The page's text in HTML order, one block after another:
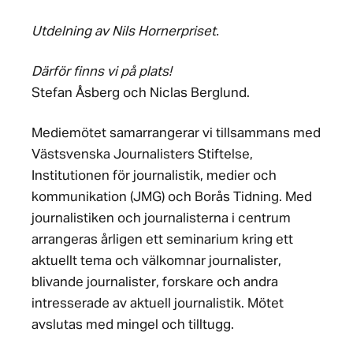
Utdelning av Nils Hornerpriset.
Därför finns vi på plats!
Stefan Åsberg och Niclas Berglund.
Mediemötet samarrangerar vi tillsammans med
Västsvenska Journalisters Stiftelse,
Institutionen för journalistik, medier och
kommunikation (JMG) och Borås Tidning. Med
journalistiken och journalisterna i centrum
arrangeras årligen ett seminarium kring ett
aktuellt tema och välkomnar journalister,
blivande journalister, forskare och andra
intresserade av aktuell journalistik. Mötet
avslutas med mingel och tilltugg.